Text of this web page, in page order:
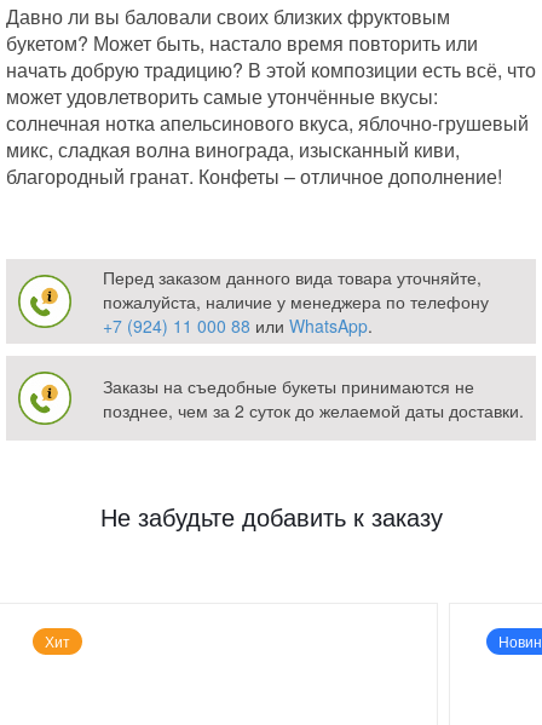
Давно ли вы баловали своих близких фруктовым
букетом? Может быть, настало время повторить или
начать добрую традицию? В этой композиции есть всё, что
может удовлетворить самые утончённые вкусы:
солнечная нотка апельсинового вкуса, яблочно-грушевый
микс, сладкая волна винограда, изысканный киви,
благородный гранат. Конфеты – отличное дополнение!
Перед заказом данного вида товара уточняйте,
пожалуйста, наличие у менеджера по телефону
+7 (924) 11 000 88 или WhatsApp.
Заказы на съедобные букеты принимаются не
позднее, чем за 2 суток до желаемой даты доставки.
Не забудьте добавить к заказу
Хит